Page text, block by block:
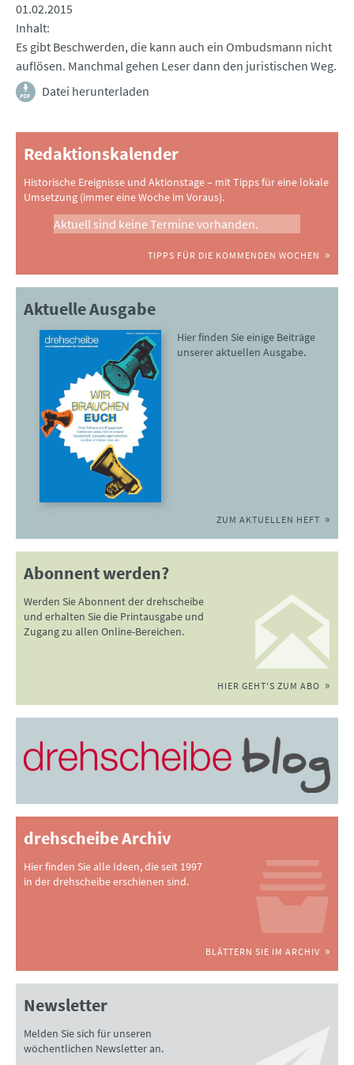
01.02.2015
Inhalt
Es gibt Beschwerden, die kann auch ein Ombudsmann nicht
auflösen. Manchmal gehen Leser dann den juristischen Weg.
Datei herunterladen
Redaktionskalender
Historische Ereignisse und Aktionstage – mit Tipps für eine lokale
Umsetzung (immer eine Woche im Voraus).
Aktuell sind keine Termine vorhanden.
TIPPS FÜR DIE KOMMENDEN WOCHEN
Aktuelle Ausgabe
Hier finden Sie einige Beiträge
unserer aktuellen Ausgabe.
ZUM AKTUELLEN HEFT
Abonnent werden?
Werden Sie Abonnent der drehscheibe
und erhalten Sie die Printausgabe und
Zugang zu allen Online-Bereichen.
HIER GEHT'S ZUM ABO
drehscheibe Archiv
Hier finden Sie alle Ideen, die seit 1997
in der drehscheibe erschienen sind.
BLÄTTERN SIE IM ARCHIV
Newsletter
Melden Sie sich für unseren
wöchentlichen Newsletter an.